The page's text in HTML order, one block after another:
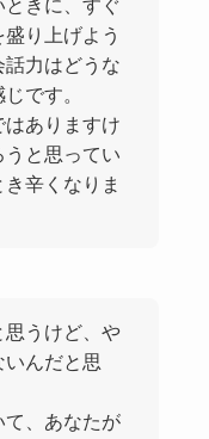
きに、すぐ
り上げよう
話力はどうな
です。
ありますけ
うと思ってい
辛くなりま
思うけど、や
いんだと思
て、あなたが